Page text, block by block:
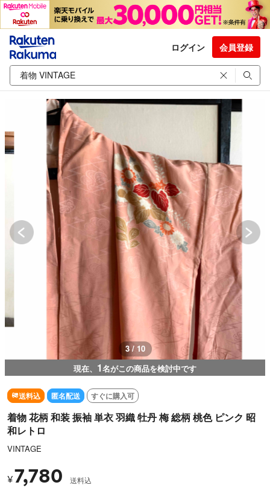
ログイン 会員登録
3 / 10
現在、 1名がこの商品を検討中です
送料込 匿名配送 すぐに購入可
着物 花柄 和装 振袖 単衣 羽織 牡丹 梅 総柄 桃色 ピンク 昭
和レトロ
VINTAGE
¥7,780 送料込